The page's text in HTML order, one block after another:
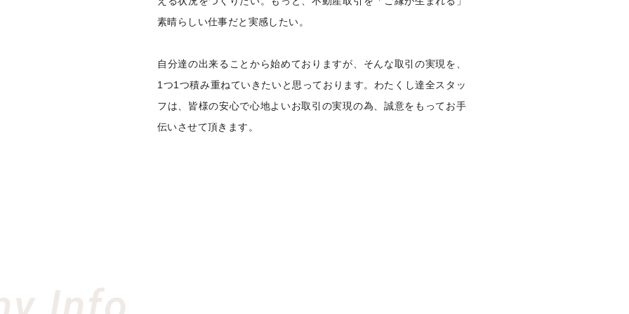
素晴らしい仕事だと実感したい。
自分達の出来ることから始めておりますが、そんな取引の実現を、
1つ1つ積み重ねていきたいと思っております。わたくし達全スタッ
フは、皆様の安心で心地よいお取引の実現の為、誠意をもってお手
伝いさせて頂きます。